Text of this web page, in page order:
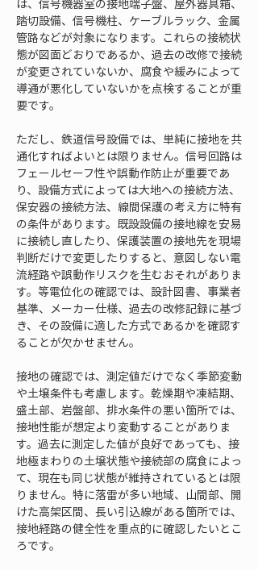
は、信号機器室の接地端子盤、屋外器具箱、
踏切設備、信号機柱、ケーブルラック、金属
管路などが対象になります。これらの接続状
態が図面どおりであるか、過去の改修で接続
が変更されていないか、腐食や緩みによって
導通が悪化していないかを点検することが重
要です。
ただし、鉄道信号設備では、単純に接地を共
通化すればよいとは限りません。信号回路は
フェールセーフ性や誤動作防止が重要であ
り、設備方式によっては大地への接続方法、
保安器の接続方法、線間保護の考え方に特有
の条件があります。既設設備の接地線を安易
に接続し直したり、保護装置の接地先を現場
判断だけで変更したりすると、意図しない電
流経路や誤動作リスクを生むおそれがありま
す。等電位化の確認では、設計図書、事業者
基準、メーカー仕様、過去の改修記録に基づ
き、その設備に適した方式であるかを確認す
ることが欠かせません。
接地の確認では、測定値だけでなく季節変動
や土壌条件も考慮します。乾燥期や凍結期、
盛土部、岩盤部、排水条件の悪い箇所では、
接地性能が想定より変動することがありま
す。過去に測定した値が良好であっても、接
地極まわりの土壌状態や接続部の腐食によっ
て、現在も同じ状態が維持されているとは限
りません。特に落雷が多い地域、山間部、開
けた高架区間、長い引込線がある箇所では、
接地経路の健全性を重点的に確認したいとこ
ろです。